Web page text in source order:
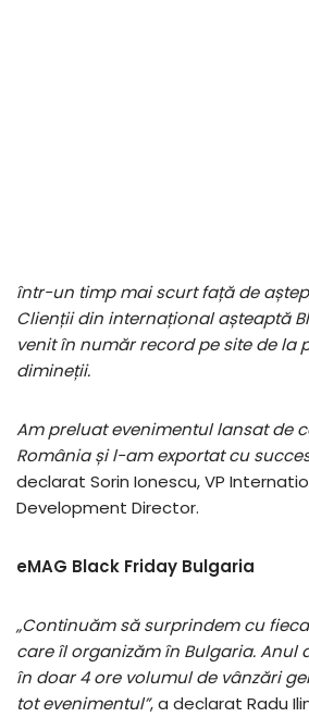
într-un timp mai scurt față de
Clienții din internațional așteaptă
venit în număr record pe site de la
dimineții.
Am preluat evenimentul lansat de
România și l-am exportat cu
declarat Sorin Ionescu, VP
Development Director.
eMAG Black Friday Bulgaria
„Continuăm să surprindem cu
care îl organizăm în Bulgaria. Anul
în doar 4 ore volumul de vânzări
tot evenimentul”, a declarat Radu